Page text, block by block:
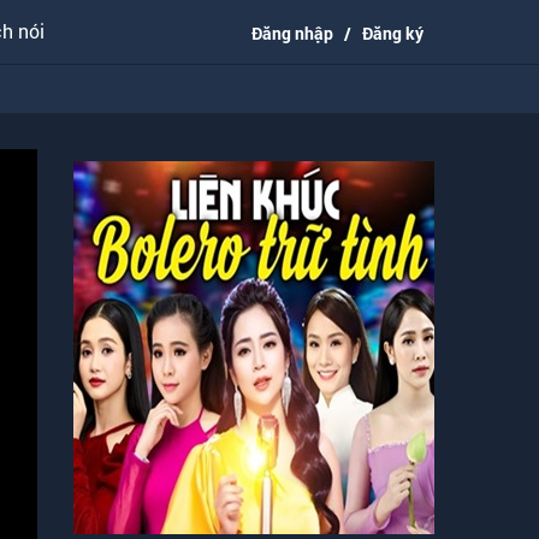
nói Đăng nhập / Đăng ký